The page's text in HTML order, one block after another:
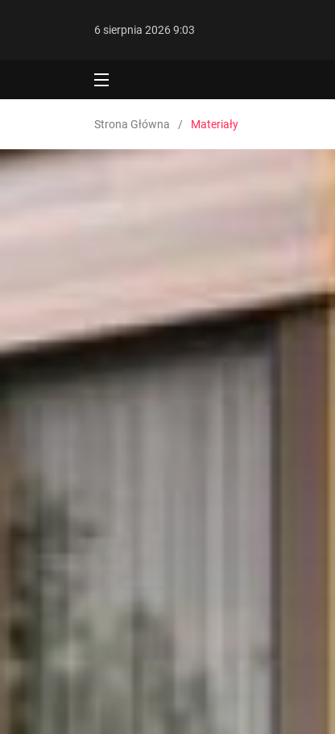
6 sierpnia 2026 9:03
Strona Główna Materiały